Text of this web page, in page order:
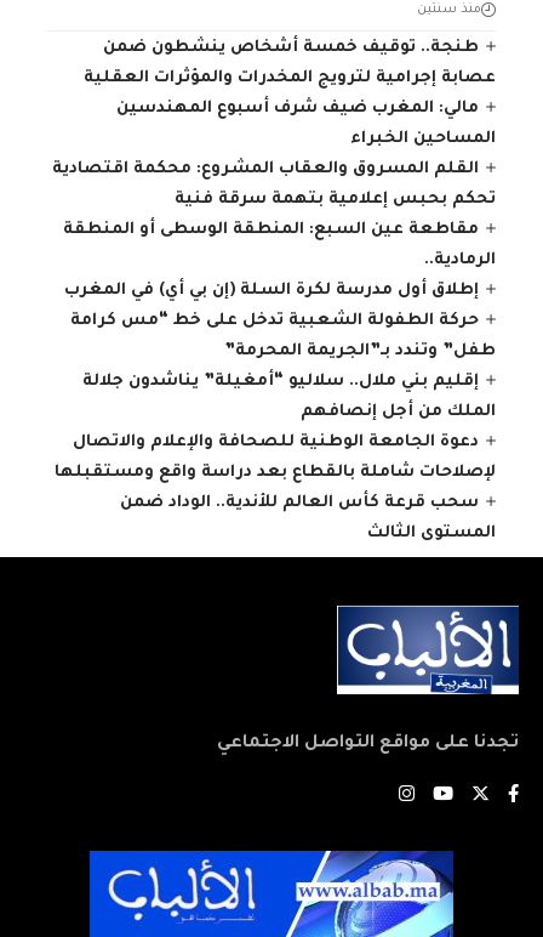
منذ سنتين
طنجة.. توقيف خمسة أشخاص ينشطون ضمن
عصابة إجرامية لترويج المخدرات والمؤثرات العقلية
مالي: المغرب ضيف شرف أسبوع المهندسين
المساحين الخبراء
القلم المسروق والعقاب المشروع: محكمة اقتصادية
تحكم بحبس إعلامية بتهمة سرقة فنية
مقاطعة عين السبع: المنطقة الوسطى أو المنطقة
الرمادية..
إطلاق أول مدرسة لكرة السلة (إن بي أي) في المغرب
حركة الطفولة الشعبية تدخل على خط “مس كرامة
طفل” وتندد بـ”الجريمة المحرمة”
إقليم بني ملال.. سلاليو “أمغيلة” يناشدون جلالة
الملك من أجل إنصافهم
دعوة الجامعة الوطنية للصحافة والإعلام والاتصال
لإصلاحات شاملة بالقطاع بعد دراسة واقع ومستقبلها
سحب قرعة كأس العالم للأندية.. الوداد ضمن
المستوى الثالث
تجدنا على مواقع التواصل الاجتماعي